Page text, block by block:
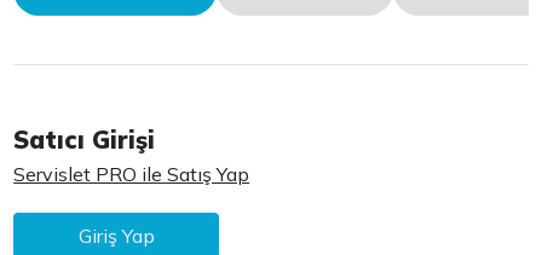
Satıcı Girişi
Servislet PRO ile Satış Yap
Giriş Yap